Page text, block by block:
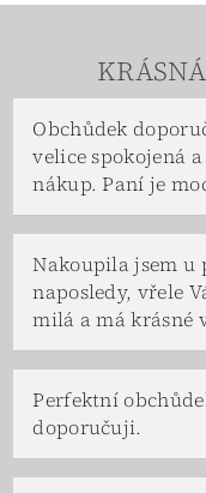
Obchůdek
velice spokojená
nákup. Paní je
Nakoupila jsem u
naposledy, vřele
milá a má krásné
Perfektní
doporučuji.